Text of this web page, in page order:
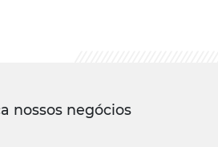
nossos negócios